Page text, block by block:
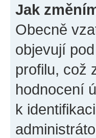
Jak
Obecně
objevují
profilu, což
hodnocení
k